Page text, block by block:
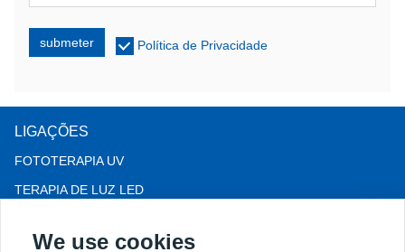
submeter Política de Privacidade
LIGAÇÕES
FOTOTERAPIA UV
TERAPIA DE LUZ LED
COLPOSCÓPIO
We use cookies